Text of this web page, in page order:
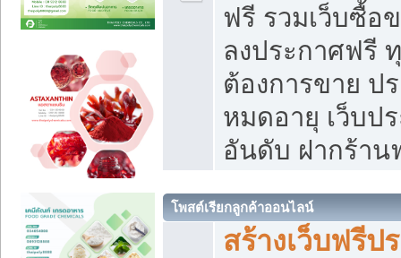
ฟรี รวมเว็บซื้อ
ลงประกาศฟรี
ต้องการขาย ป
หมดอายุ เว็บป
อันดับ ฝากร้าน
โพสต์เรียกลูกค้าออนไลน์
สร้างเว็บฟรีป